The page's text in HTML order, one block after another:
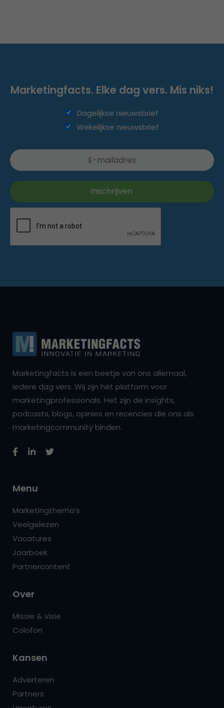
Marketingfacts. Elke dag vers. Mis niks!
Dagelijkse nieuwsbrief
Wekelijkse nieuwsbrief
Marketingfacts is een beetje van ons allemaal,
iedere dag vers. Wij zijn hét platform voor
marketingprofessionals. Het zijn de insights,
podcasts, blogs, opinies en recencies die ons als
marketingcommunity binden.
Menu
Marketingthema’s
Veelgelezen
Vacatures
Jaarboek
Partnercontent
Over
Missie & Visie
Colofon
Kansen
Adverteren
Partners